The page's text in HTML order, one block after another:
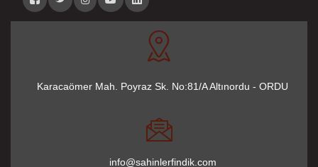
Karacaömer Mah. Poyraz Sk. No:81/A Altınordu - ORDU
info@sahinlerfindik.com